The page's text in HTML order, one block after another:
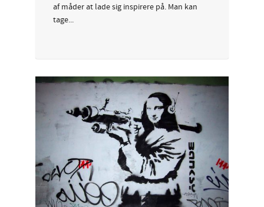
af måder at lade sig inspirere på. Man kan
tage...